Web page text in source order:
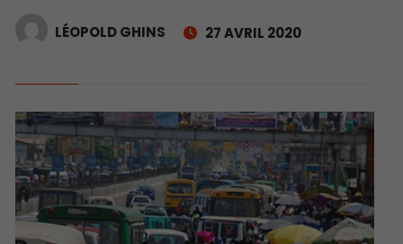
LÉOPOLD GHINS 27 AVRIL 2020